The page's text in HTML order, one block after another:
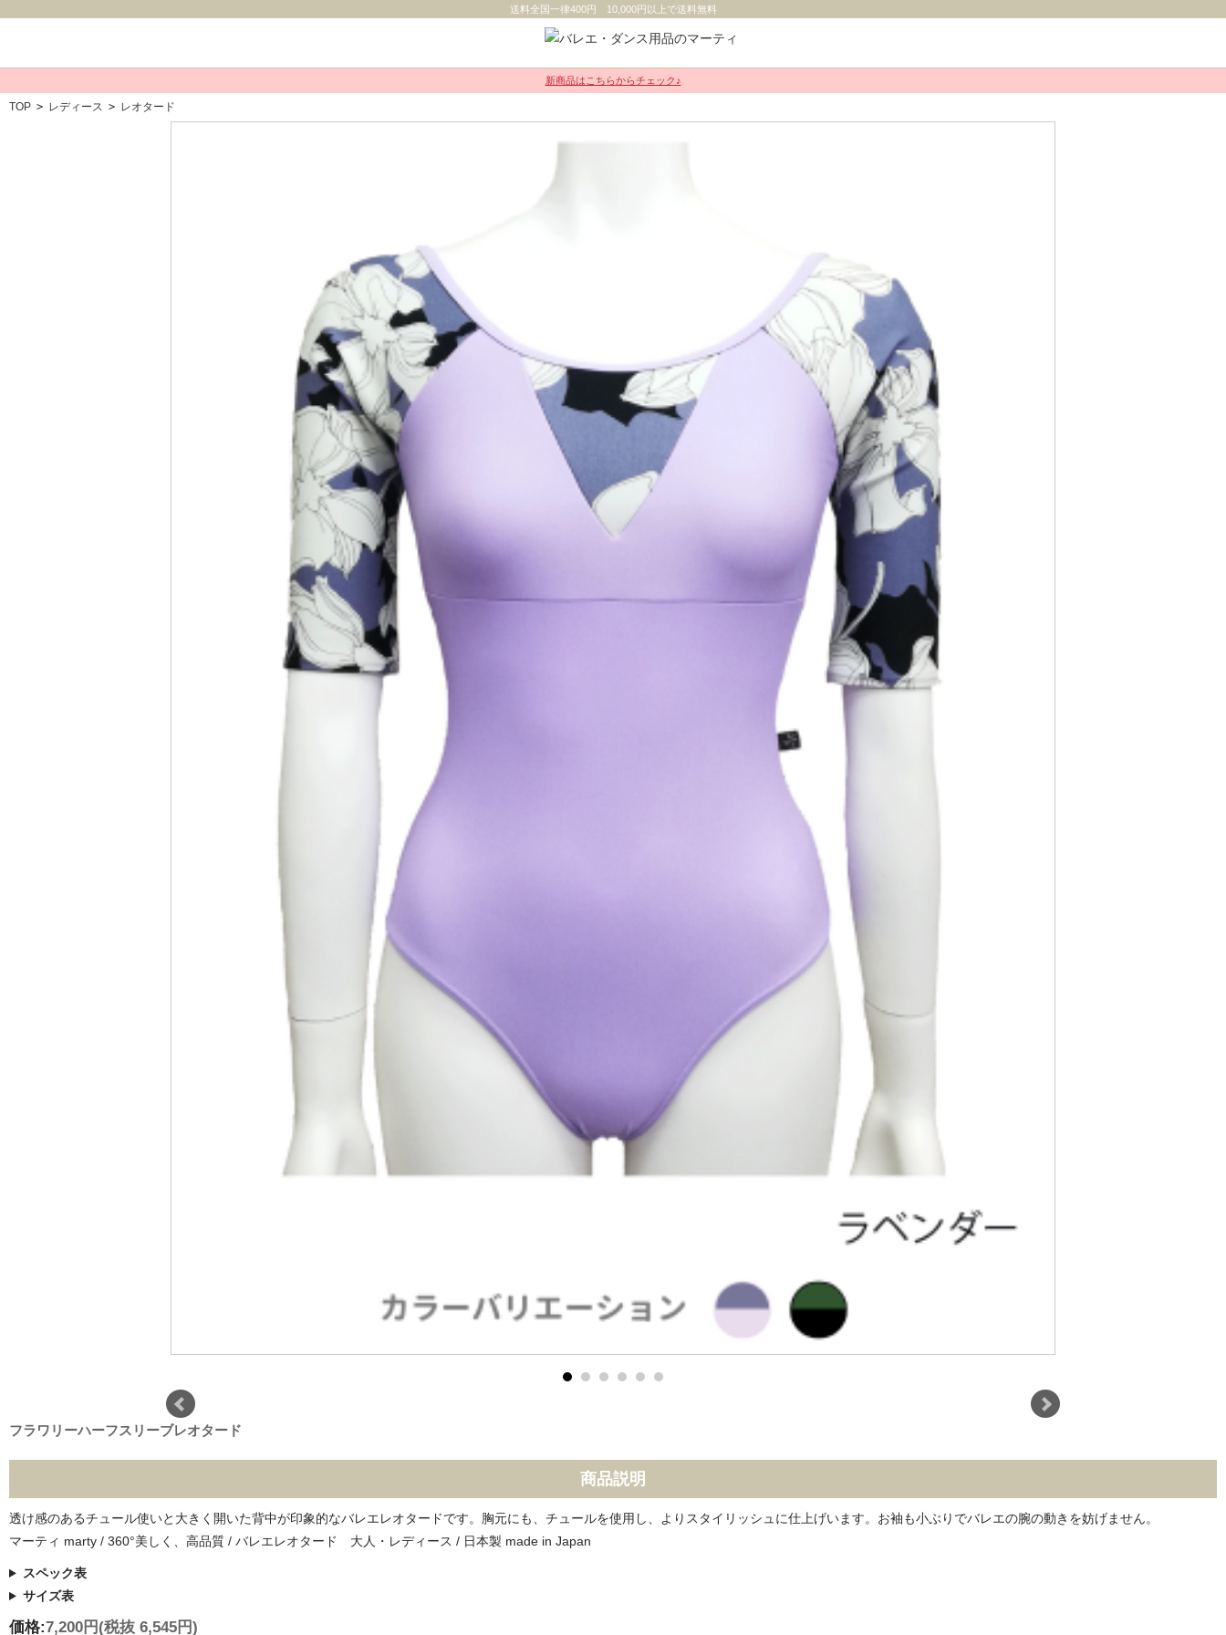
送料全国一律400円 10,000円以上で送料無料
新商品はこちらからチェック♪
TOP > レディース > レオタード
フラワリーハーフスリーブレオタード
商品説明
透け感のあるチュール使いと大きく開いた背中が印象的なバレエレオタードです。胸元にも、チュールを使用し、よりスタイリッシュに仕上げいます。お袖も小ぶりでバレエの腕の動きを妨げません。
マーティ marty / 360°美しく、高品質 / バレエレオタード 大人・レディース / 日本製 made in Japan
スペック表
サイズ表
価格:7,200円 (税抜 6,545円)